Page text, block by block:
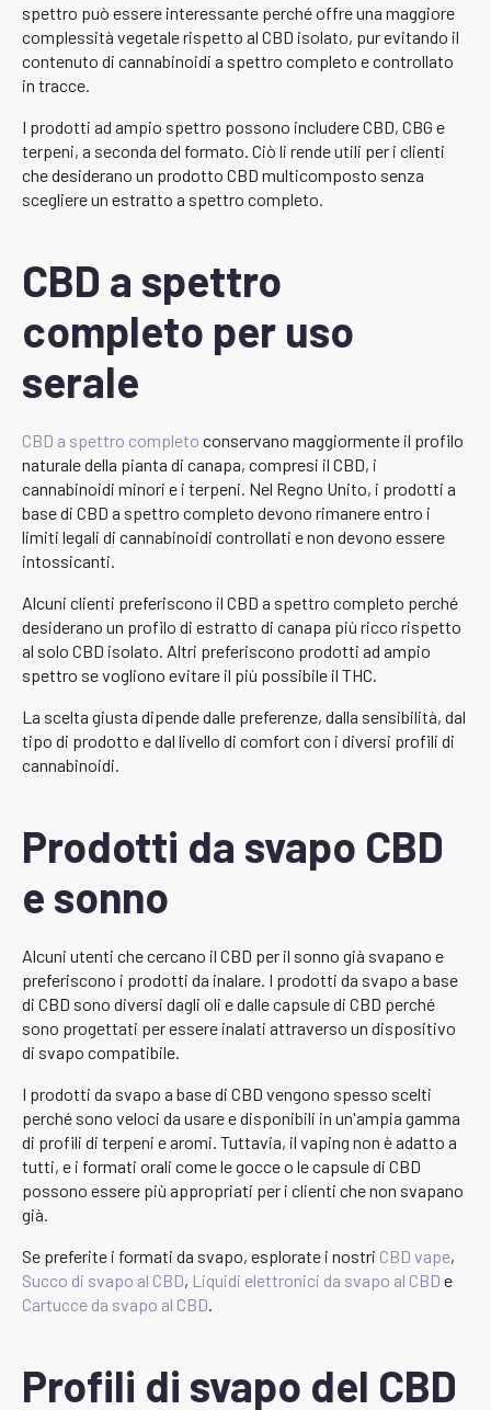
spettro può essere interessante perché offre una maggiore
complessità vegetale rispetto al CBD isolato, pur evitando il
contenuto di cannabinoidi a spettro completo e controllato
in tracce.
I prodotti ad ampio spettro possono includere CBD, CBG e
terpeni, a seconda del formato. Ciò li rende utili per i clienti
che desiderano un prodotto CBD multicomposto senza
scegliere un estratto a spettro completo.
CBD a spettro
completo per uso
serale
CBD a spettro completo conservano maggiormente il profilo
naturale della pianta di canapa, compresi il CBD, i
cannabinoidi minori e i terpeni. Nel Regno Unito, i prodotti a
base di CBD a spettro completo devono rimanere entro i
limiti legali di cannabinoidi controllati e non devono essere
intossicanti.
Alcuni clienti preferiscono il CBD a spettro completo perché
desiderano un profilo di estratto di canapa più ricco rispetto
al solo CBD isolato. Altri preferiscono prodotti ad ampio
spettro se vogliono evitare il più possibile il THC.
La scelta giusta dipende dalle preferenze, dalla sensibilità, dal
tipo di prodotto e dal livello di comfort con i diversi profili di
cannabinoidi.
Prodotti da svapo CBD
e sonno
Alcuni utenti che cercano il CBD per il sonno già svapano e
preferiscono i prodotti da inalare. I prodotti da svapo a base
di CBD sono diversi dagli oli e dalle capsule di CBD perché
sono progettati per essere inalati attraverso un dispositivo
di svapo compatibile.
I prodotti da svapo a base di CBD vengono spesso scelti
perché sono veloci da usare e disponibili in un'ampia gamma
di profili di terpeni e aromi. Tuttavia, il vaping non è adatto a
tutti, e i formati orali come le gocce o le capsule di CBD
possono essere più appropriati per i clienti che non svapano
già.
Se preferite i formati da svapo, esplorate i nostri CBD vape,
Succo di svapo al CBD, Liquidi elettronici da svapo al CBD e
Cartucce da svapo al CBD.
Profili di svapo del CBD